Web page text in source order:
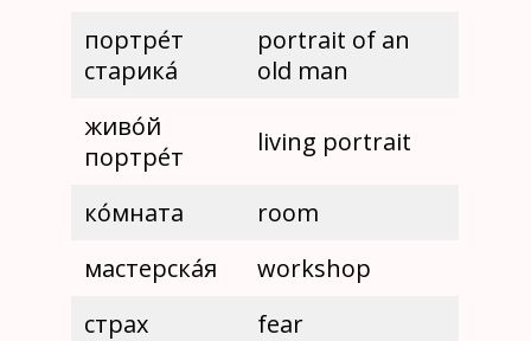
портре́т
старика́
portrait of an
old man
живо́й
портре́т
living portrait
ко́мната
room
мастерска́я
workshop
страх
fear